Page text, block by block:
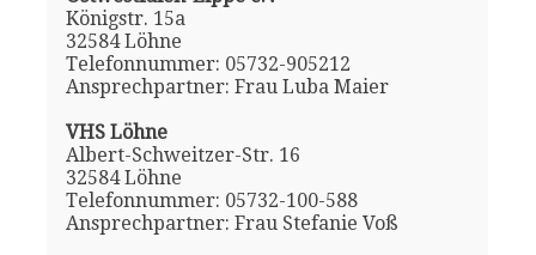
Königstr. 15a
32584 Löhne
Telefonnummer: 05732-905212
Ansprechpartner: Frau Luba Maier
VHS Löhne
Albert-Schweitzer-Str. 16
32584 Löhne
Telefonnummer: 05732-100-588
Ansprechpartner: Frau Stefanie Voß